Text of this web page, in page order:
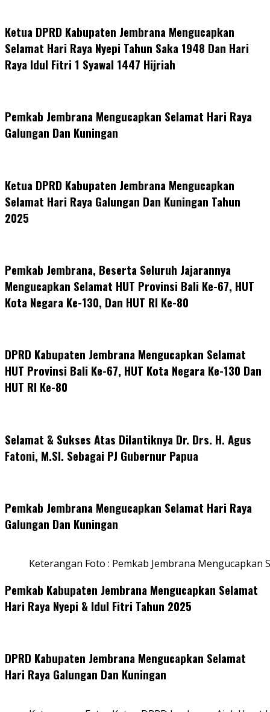
Ketua DPRD Kabupaten Jembrana Mengucapkan
Selamat Hari Raya Nyepi Tahun Saka 1948 Dan Hari
Raya Idul Fitri 1 Syawal 1447 Hijriah
Pemkab Jembrana Mengucapkan Selamat Hari Raya
Galungan Dan Kuningan
Ketua DPRD Kabupaten Jembrana Mengucapkan
Selamat Hari Raya Galungan Dan Kuningan Tahun
2025
Pemkab Jembrana, Beserta Seluruh Jajarannya
Mengucapkan Selamat HUT Provinsi Bali Ke-67, HUT
Kota Negara Ke-130, Dan HUT RI Ke-80
DPRD Kabupaten Jembrana Mengucapkan Selamat
HUT Provinsi Bali Ke-67, HUT Kota Negara Ke-130 Dan
HUT RI Ke-80
Selamat & Sukses Atas Dilantiknya Dr. Drs. H. Agus
Fatoni, M.SI. Sebagai PJ Gubernur Papua
Pemkab Jembrana Mengucapkan Selamat Hari Raya
Galungan Dan Kuningan
Keterangan Foto : Pemkab Jembrana Mengucapkan
Pemkab Kabupaten Jembrana Mengucapkan Selamat
Hari Raya Nyepi & Idul Fitri Tahun 2025
DPRD Kabupaten Jembrana Mengucapkan Selamat
Hari Raya Galungan Dan Kuningan